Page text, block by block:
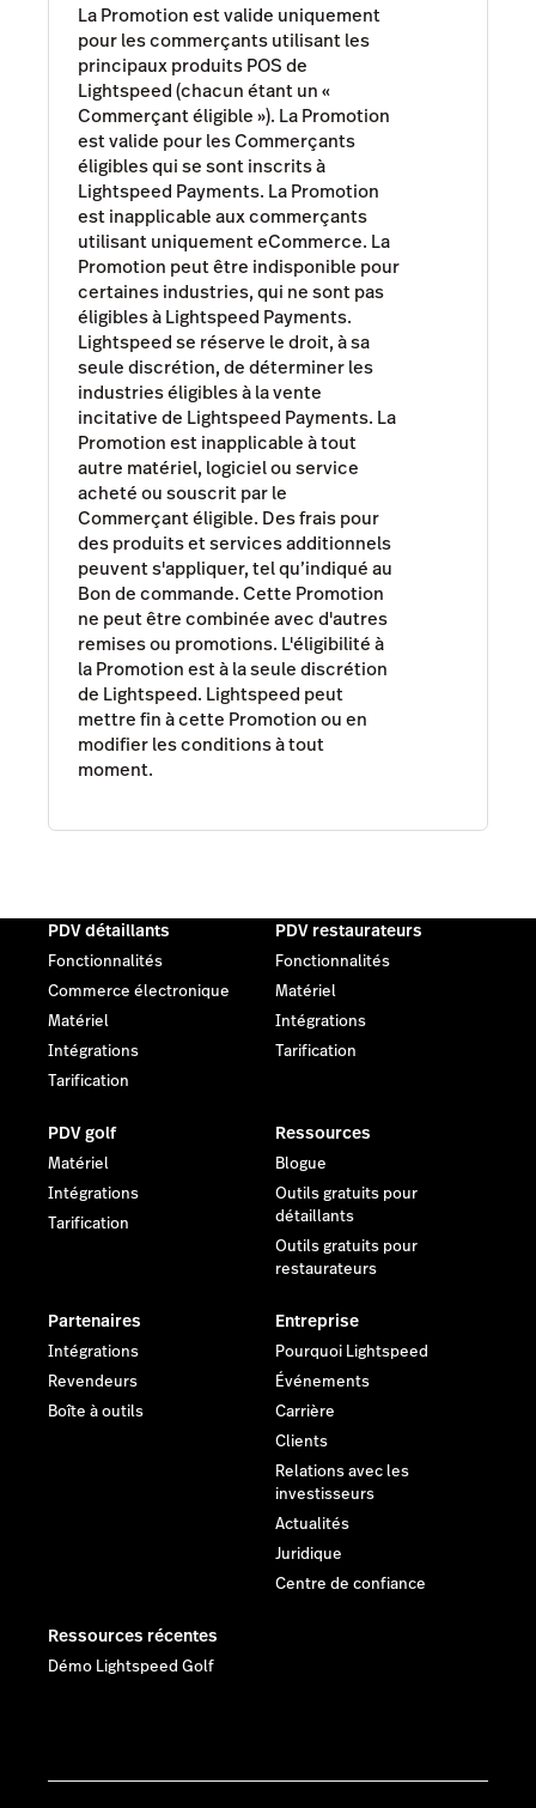
La Promotion est valide uniquement
pour les commerçants utilisant les
principaux produits POS de
Lightspeed (chacun étant un «
Commerçant éligible »). La Promotion
est valide pour les Commerçants
éligibles qui se sont inscrits à
Lightspeed Payments. La Promotion
est inapplicable aux commerçants
utilisant uniquement eCommerce. La
Promotion peut être indisponible pour
certaines industries, qui ne sont pas
éligibles à Lightspeed Payments.
Lightspeed se réserve le droit, à sa
seule discrétion, de déterminer les
industries éligibles à la vente
incitative de Lightspeed Payments. La
Promotion est inapplicable à tout
autre matériel, logiciel ou service
acheté ou souscrit par le
Commerçant éligible. Des frais pour
des produits et services additionnels
peuvent s'appliquer, tel qu’indiqué au
Bon de commande. Cette Promotion
ne peut être combinée avec d'autres
remises ou promotions. L'éligibilité à
la Promotion est à la seule discrétion
de Lightspeed. Lightspeed peut
mettre fin à cette Promotion ou en
modifier les conditions à tout
moment.
PDV détaillants
Fonctionnalités
Commerce électronique
Matériel
Intégrations
Tarification
PDV restaurateurs
Fonctionnalités
Matériel
Intégrations
Tarification
PDV golf
Matériel
Intégrations
Tarification
Ressources
Blogue
Outils gratuits pour
détaillants
Outils gratuits pour
restaurateurs
Partenaires
Intégrations
Revendeurs
Boîte à outils
Entreprise
Pourquoi Lightspeed
Événements
Carrière
Clients
Relations avec les
investisseurs
Actualités
Juridique
Centre de confiance
Ressources récentes
Démo Lightspeed Golf